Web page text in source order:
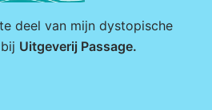
deel van mijn dystopische
Uitgeverij Passage.